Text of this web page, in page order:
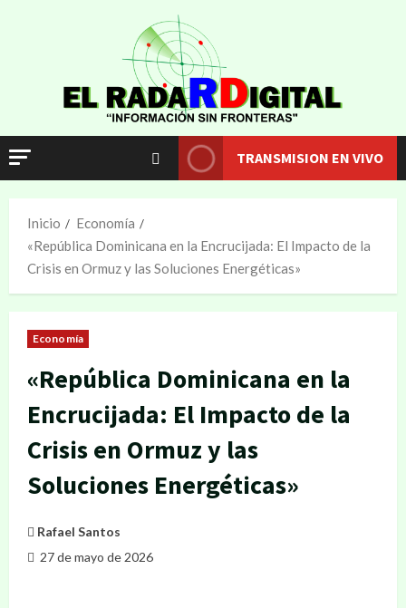
TRANSMISION EN VIVO
Inicio
Economía
«República Dominicana en la Encrucijada: El Impacto de la
Crisis en Ormuz y las Soluciones Energéticas»
Economía
«República Dominicana en la
Encrucijada: El Impacto de la
Crisis en Ormuz y las
Soluciones Energéticas»
Rafael Santos
27 de mayo de 2026